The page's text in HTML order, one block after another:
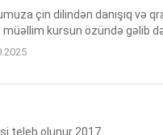
çin dilindən danışıq və
kursun özündə gəlib
Yalnız kursun
teleb olunur 2017